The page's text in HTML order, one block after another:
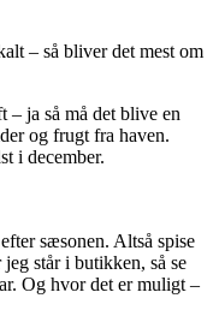
– så bliver det mest om
– ja så må det blive en
og frugt fra haven.
i december.
sæsonen. Altså spise
står i butikken, så se
Og hvor det er muligt –